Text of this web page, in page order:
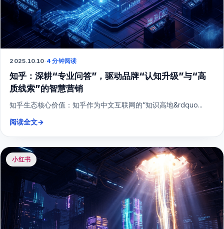
2025.10.10·4 分钟阅读
知乎：深耕“专业问答”，驱动品牌“认知升级”与“高
质线索”的智慧营销
知乎生态核心价值：知乎作为中文互联网的“知识高地&rdquo...
阅读全文→
小红书